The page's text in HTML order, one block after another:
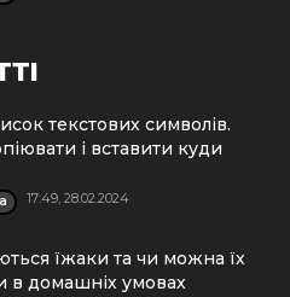
текстових символів.
і вставити куди
17:49, 28.02.2024
їжаки та чи можна їх
в домашніх умовах